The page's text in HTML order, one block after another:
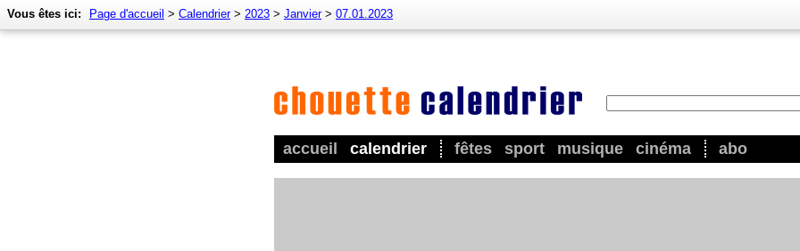
accueil calendrier fêtes sport musique cinéma abo
Vous êtes ici: Page d'accueil > Calendrier> 2023 > Janvier> 07.01.2023